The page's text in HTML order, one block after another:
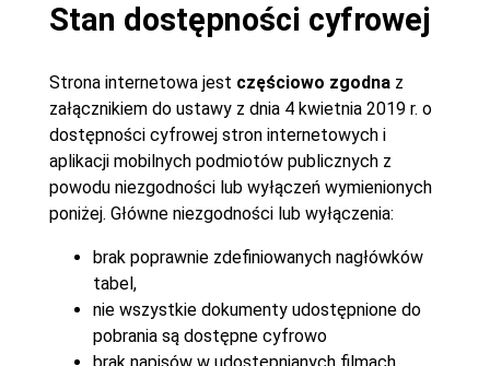
Stan dostępności cyfrowej
Strona internetowa jest częściowo zgodna z
załącznikiem do ustawy z dnia 4 kwietnia 2019 r. o
dostępności cyfrowej stron internetowych i
aplikacji mobilnych podmiotów publicznych z
powodu niezgodności lub wyłączeń wymienionych
poniżej. Główne niezgodności lub wyłączenia:
brak poprawnie zdefiniowanych nagłówków
tabel,
nie wszystkie dokumenty udostępnione do
pobrania są dostępne cyfrowo